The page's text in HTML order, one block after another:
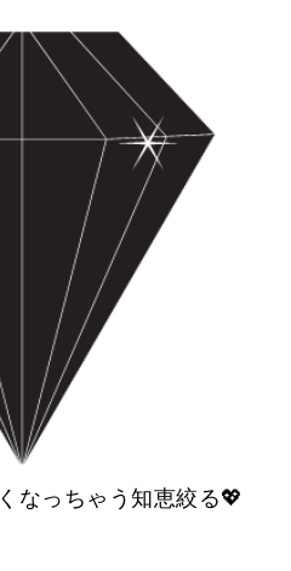
なっちゃう知恵絞る💖